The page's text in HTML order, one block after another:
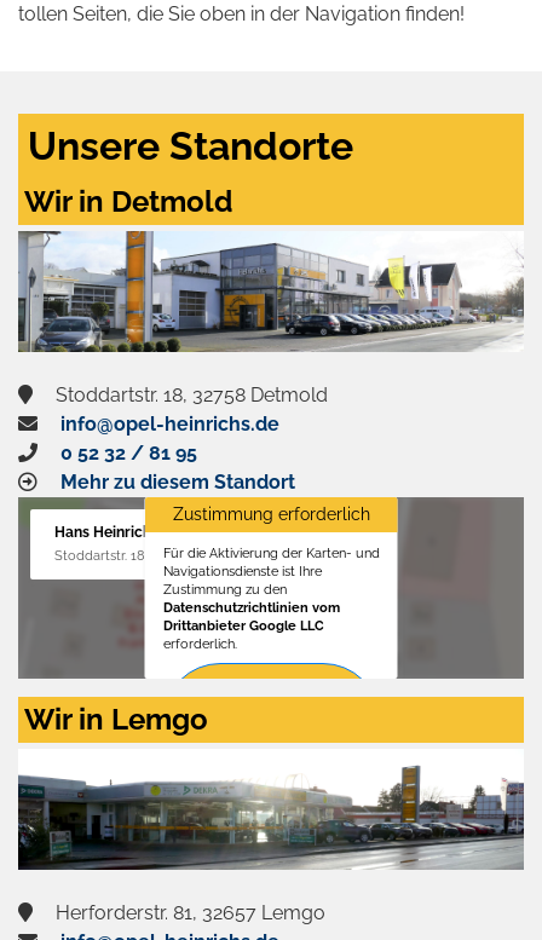
tollen Seiten, die Sie oben in der Navigation finden!
Unsere Standorte
Wir in Detmold
Stoddartstr. 18, 32758 Detmold
info@opel-heinrichs.de
0 52 32 / 81 95
Mehr zu diesem Standort
Hans Heinrichs GmbH
Stoddartstr. 18, 32758 Detmold
Zustimmung erforderlich
Für die Aktivierung der Karten- und
Navigationsdienste ist Ihre
Zustimmung zu den
Datenschutzrichtlinien vom
Drittanbieter Google LLC
erforderlich.
Zustimmen
aktivieren
Wir in Lemgo
Herforderstr. 81, 32657 Lemgo